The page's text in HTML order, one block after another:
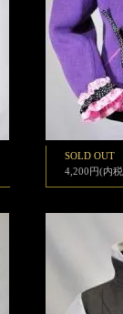
SOLD OUT
4,200円(内